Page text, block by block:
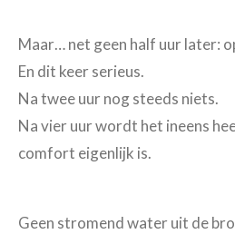
Maar… net geen half uur later:
En dit keer serieus.
Na twee uur nog steeds niets.
Na vier uur wordt het ineens
comfort eigenlijk is.
Geen stromend water uit de